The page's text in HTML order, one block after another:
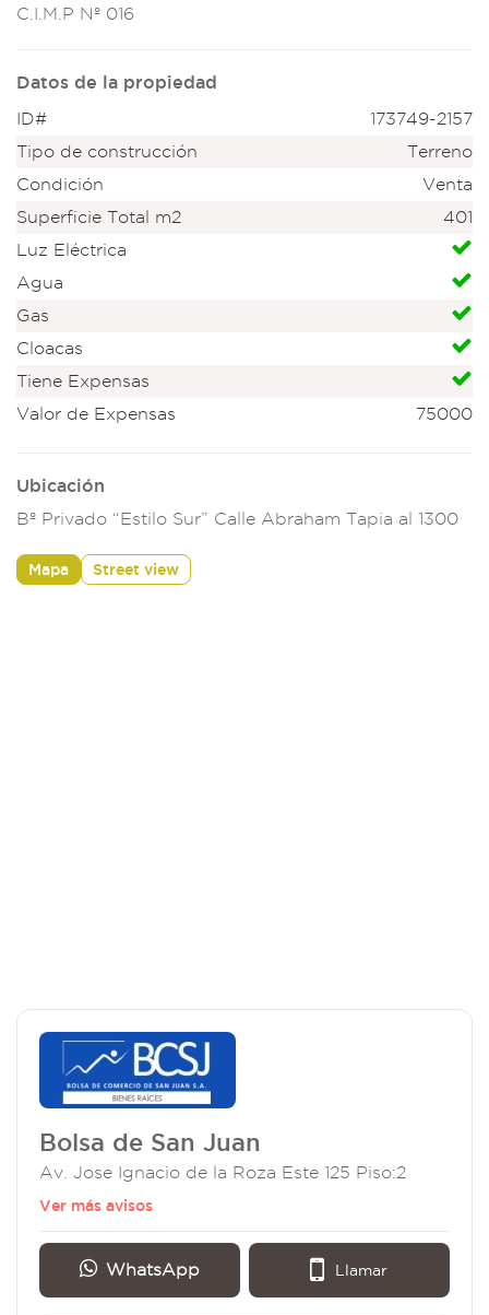
C.I.M. P Nº 016
Datos de la propiedad
ID#
173749-2157
Tipo de construcción
Terreno
Condición
Venta
Superficie Total m2
401
Luz Eléctrica
Agua
Gas
Cloacas
Tiene Expensas
Valor de Expensas
75000
Ubicación
Bº Privado “Estilo Sur” Calle Abraham Tapia al 1300
Mapa Street view
Bolsa de San Juan
Av. Jose Ignacio de la Roza Este 125 Piso:2
Ver más avisos
WhatsApp Llamar